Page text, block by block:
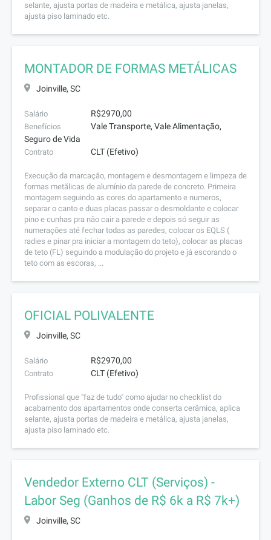
selante, ajusta portas de madeira e metálica, ajusta janelas,
ajusta piso laminado etc.
MONTADOR DE FORMAS METÁLICAS
Joinville, SC
Salário R$2970,00
Benefícios
Vale Transporte, Vale Alimentação,
Seguro de Vida
Contrato CLT (Efetivo)
Execução da marcação, montagem e desmontagem e limpeza de
formas metãlicas de alumínio da parede de concreto. Primeira
montagem seguindo as cores do apartamento e numeros,
separar o canto e duas placas passar o desmoldante e colocar
pino e cunhas pra não cair a parede e depois só seguir as
numerações até fechar todas as paredes, colocar os EQLS (
radies e pinar pra iniciar a montagem do teto), colocar as placas
de teto (FL) seguindo a modulação do projeto e já escorando o
teto com as escoras, ...
OFICIAL POLIVALENTE
Joinville, SC
Salário R$2970,00
Contrato CLT (Efetivo)
Profissional que "faz de tudo" como ajudar no checklist do
acabamento dos apartamentos onde conserta cerâmica, aplica
selante, ajusta portas de madeira e metálica, ajusta janelas,
ajusta piso laminado etc.
Vendedor Externo CLT (Serviços) -
Labor Seg (Ganhos de R$ 6k a R$ 7k+)
Joinville, SC